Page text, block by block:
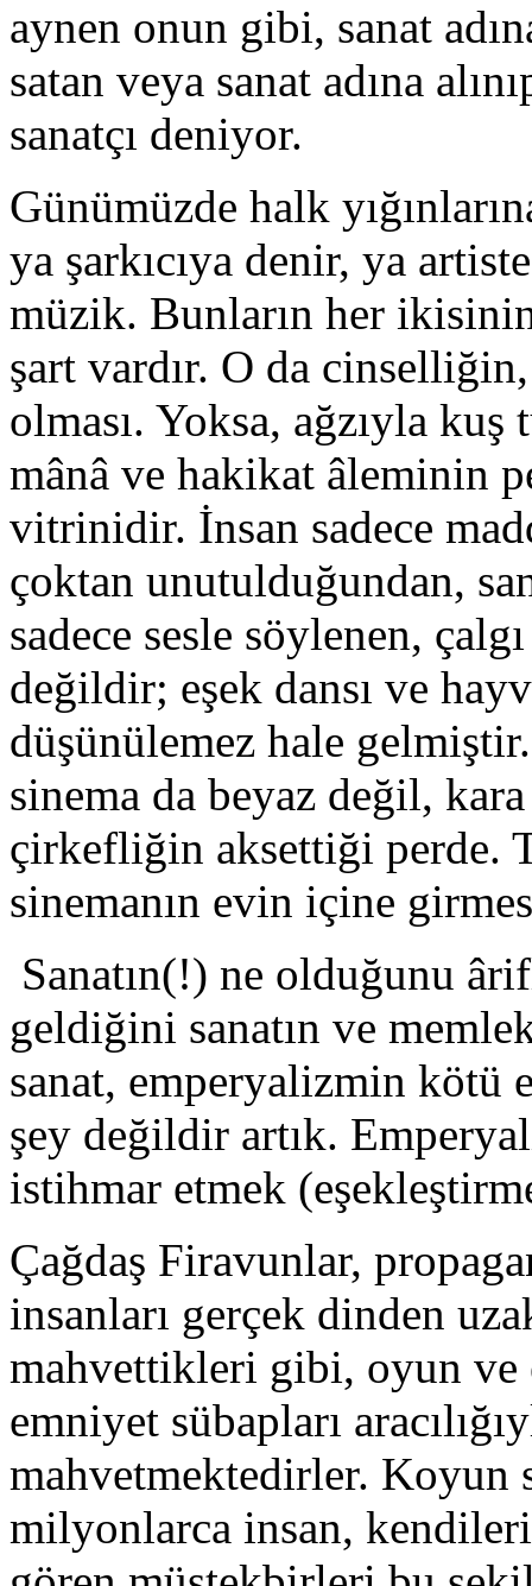
aynen onun gibi, sanat
satan veya sanat adına
sanatçı deniyor.
Günümüzde halk
ya şarkıcıya denir, ya
müzik. Bunların her
şart vardır. O da
olması. Yoksa, ağzıyla kuş
mânâ ve hakikat âleminin
vitrinidir. İnsan sadece
çoktan unutulduğundan,
sadece sesle söylenen,
değildir; eşek dansı ve
düşünülemez hale
sinema da beyaz değil,
çirkefliğin aksettiği perde.
sinemanın evin içine
Sanatın(!) ne olduğunu
geldiğini sanatın ve
sanat, emperyalizmin kötü
şey değildir artık.
istihmar etmek
Çağdaş Firavunlar,
insanları gerçek dinden
mahvettikleri gibi, oyun ve
emniyet sübapları
mahvetmektedirler. Koyun
milyonlarca insan,